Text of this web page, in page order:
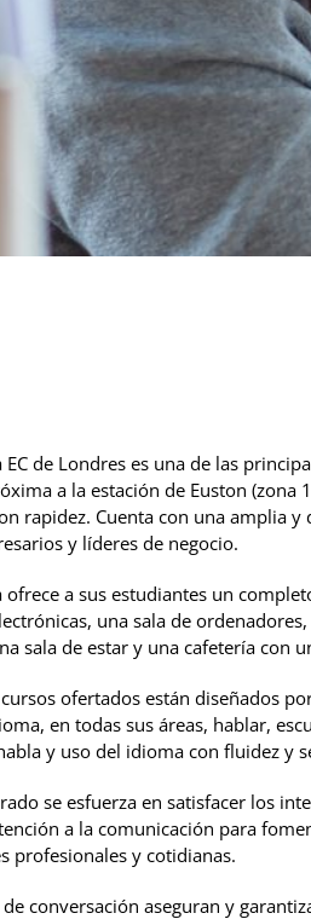
EC de Londres es una de las
a la estación de Euston (zona
rapidez. Cuenta con una amplia
y líderes de negocio.
ofrece a sus estudiantes un
una sala de
sala de estar y una cafetería con
ofertados están diseñados
en todas sus áreas, hablar,
y uso del idioma con fluidez y
se esfuerza en satisfacer los
a la comunicación para
profesionales y cotidianas.
de conversación aseguran y